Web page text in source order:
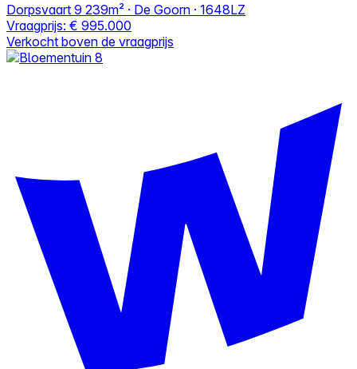
Dorpsvaart 9 239m² · De Goorn · 1648LZ
Vraagprijs: € 995.000
Verkocht boven de vraagprijs